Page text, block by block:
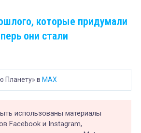
которые придумали
они стали
Планету» в MAX
использованы материалы
Facebook и Instagram,